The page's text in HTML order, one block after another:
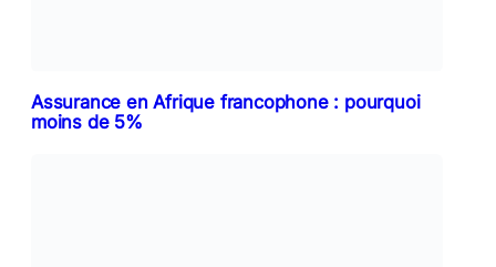
Assurance en Afrique francophone : pourquoi
moins de 5%